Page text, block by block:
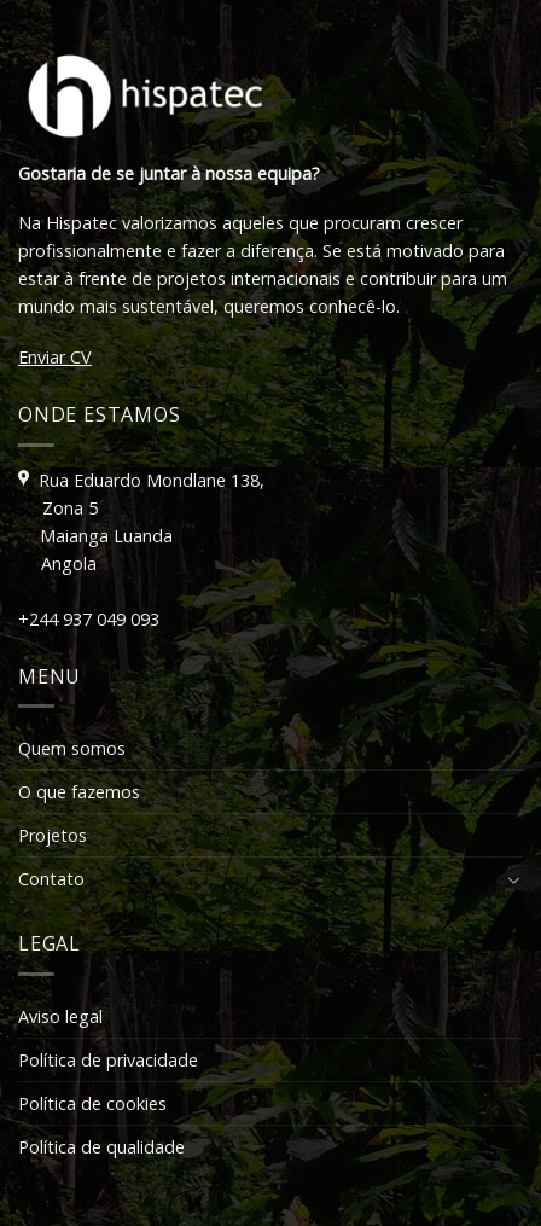
Gostaria de se juntar à nossa equipa?
Na Hispatec valorizamos aqueles que procuram crescer
profissionalmente e fazer a diferença. Se está motivado para
estar à frente de projetos internacionais e contribuir para um
mundo mais sustentável, queremos conhecê-lo.
Enviar CV
ONDE ESTAMOS
Rua Eduardo Mondlane 138,
Zona 5
Maianga Luanda
Angola
+244 937 049 093
MENU
Quem somos
O que fazemos
Projetos
Contato
LEGAL
Aviso legal
Política de privacidade
Política de cookies
Política de qualidade